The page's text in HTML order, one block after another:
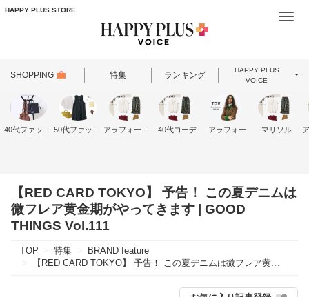
HAPPY PLUS STORE
SHOPPING 特集 ランキング
HAPPY PLUS
VOICE
40代コーデ アラフォー マリソル
【RED CARD TOKYO】 予告！ この夏デニムは
微フレア黄金期がやってきます | GOOD
THINGS Vol.111
TOP 特集
BRAND feature
【RED CARD TOKYO】 予告！ この夏デニムは微フレア黄金期がやってきます | GOOD THINGS Vol.111